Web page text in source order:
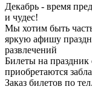
Декабрь - время
и чудес!
Мы хотим быть
яркую афишу
развлечений
Билеты на
приобретаются
Заказ билетов по тел.